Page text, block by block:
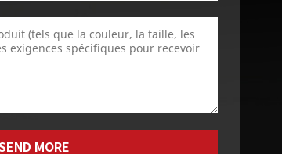
SEND MORE